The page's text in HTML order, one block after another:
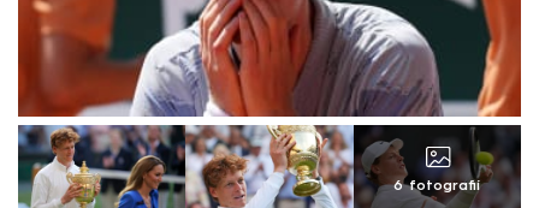
6 fotografií